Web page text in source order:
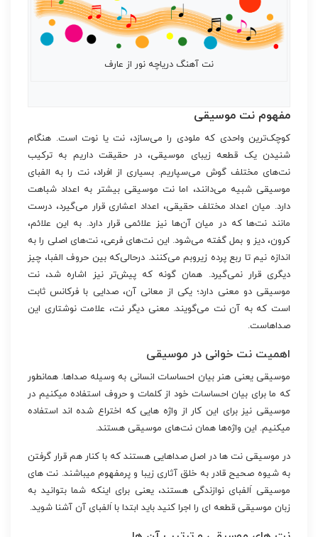
نت آهنگ دریاچه نور از عارف
مفهوم نت موسیقی
کوچک‌ترین واحدی که ملودی را می‌سازد، نت یا نوت است. هنگام
شنیدن یک قطعه زیبای موسیقی، در حقیقت داریم به ترکیب
نت‌های مختلف گوش می‌سپاریم. بسیاری از افراد، نت را به الفبای
موسیقی شبیه می‌دانند، اما نت موسیقی بیشتر به اعداد شباهت
دارد. میان اعداد مختلف حقیقی، اعداد اعشاری قرار می‌گیرد، درست
مانند نت‌ها که در میان آن‌ها نیز علائمی قرار دارد. به این علائم،
کرون، دیز و بمل گفته می‌شود. این نت‌های فرعی، نت‌های اصلی را به
اندازه نیم تا ربع پرده زیروبم می‌کنند. درحالی‌که بین حروف الفبا، چیز
دیگری قرار نمی‌گیرد. همان گونه که پیش‌تر نیز اشاره شد، نت
موسیقی دو معنی دارد؛ یکی از معانی آن، صدایی با فرکانس ثابت
است که به آن نت می‌گویند. معنی دیگر نت، علامت نوشتاری این
صداهاست.
اهمیت نت خوانی در موسیقی
موسیقی یعنی هنر بیان احساسات انسانی به وسیله صداها. همانطور
که ما برای بیان احساسات خود از کلمات و حروف استفاده میکنیم در
موسیقی نیز برای این کار از واژه هایی که اختراع شده اند استفاده
میکنیم. این واژه‌ها همان نت‌های موسیقی هستند.
در موسیقی نت ها در اصل صداهایی هستند که با کنار هم قرار گرفتن
به شیوه صحیح قادر به خلق آثاری زیبا و پرمفهوم میباشند. نت های
موسیقی اَلفبای نوازندگی هستند، یعنی برای اینکه شما بتوانید به
زبان موسیقی قطعه ای را اجرا کنید باید ابتدا با اَلفبای آن آشنا شوید.